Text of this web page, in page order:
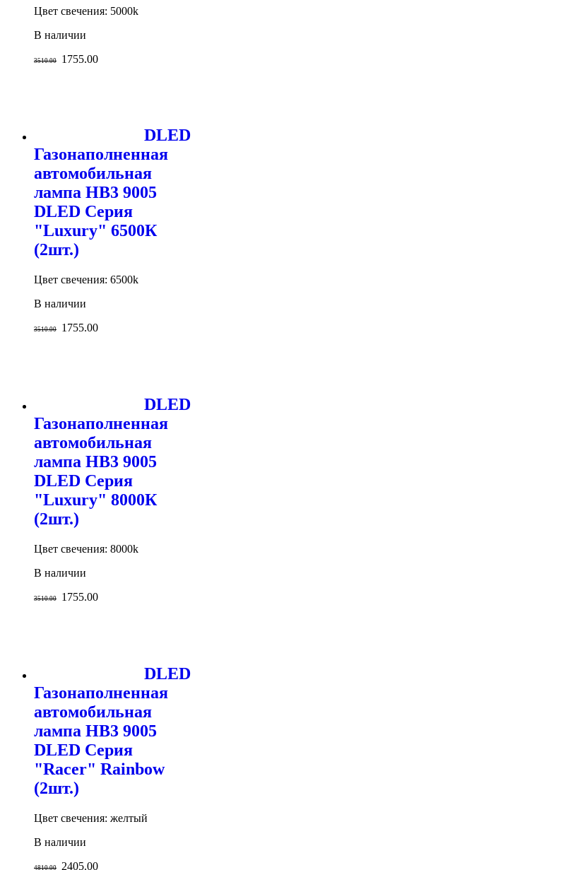
Цвет свечения: 5000k
В наличии
3510.00 1755.00
DLED
Газонаполненная
автомобильная
лампа HB3 9005
DLED Серия
"Luxury" 6500К
(2шт.)
Цвет свечения: 6500k
В наличии
3510.00 1755.00
DLED
Газонаполненная
автомобильная
лампа HB3 9005
DLED Серия
"Luxury" 8000К
(2шт.)
Цвет свечения: 8000k
В наличии
3510.00 1755.00
DLED
Газонаполненная
автомобильная
лампа HB3 9005
DLED Серия
"Racer" Rainbow
(2шт.)
Цвет свечения: желтый
В наличии
4810.00 2405.00